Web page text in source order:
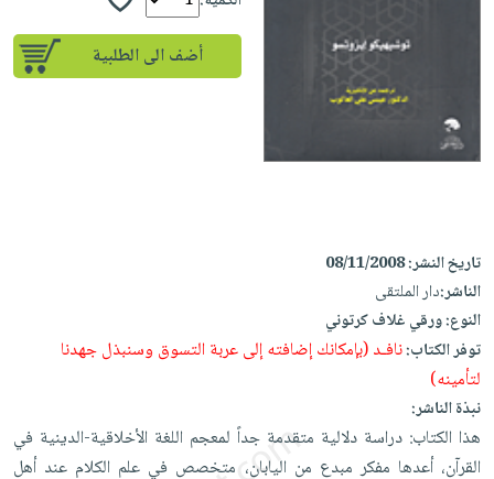
القراءة
iKitab
يتكرر
iKitab
على
Android
تحميل
iKitab
على
Apple
تحميل
masmu3
على
masmu3
على
Apple
المواضيع
تعليمية
جوائز
والعناية
الشخصية
جديد
أجهزة
العناية
الشخصية
العناية
وتصفيف
الشعر
العناية
بالجسم
المطبخ
والسفرة
الكل
أواني
الطهي
أدوات
متجر
الهدايا
أقسام
أضف الى الطلبية
تاريخ النشر:08/11/2008
الناشر:دار الملتقى
النوع:ورقي غلاف كرتوني
توفر الكتاب:نافـد (بإمكانك إضافته إلى عربة التسوق وسنبذل جهدنا
لتأمينه)
نبذة الناشر:
هذا الكتاب: دراسة دلالية متقدمة جداً لمعجم اللغة الأخلاقية-الدينية في
القرآن، أعدها مفكر مبدع من اليابان، متخصص في علم الكلام عند أهل